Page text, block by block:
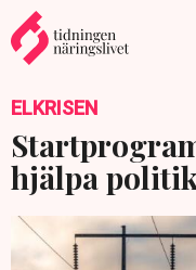
ELKRISEN
hjälpa